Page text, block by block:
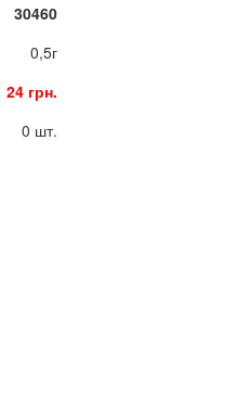
30460
0,5г
24 грн.
0 шт.